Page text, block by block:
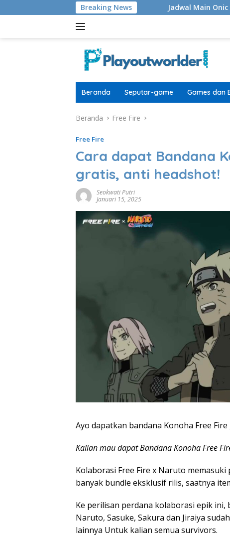
ke
Breaking NewsJadwal Main Onic dan Bigetron Ke
Beranda Seputar-game Games dan
Beranda Free Fire
Free Fire
Cara dapat Bandana
gratis, anti headshot!
Seokwati Putri
Januari 15, 2025
Ayo dapatkan bandana Konoha Free
Kalian mau dapat Bandana Konoha Free
Kolaborasi Free Fire x Naruto memasuki
banyak bundle eksklusif rilis, saatnya
Ke perilisan perdana kolaborasi epik
Naruto, Sasuke, Sakura dan Jiraiya
lainnya Untuk kalian semua survivors.